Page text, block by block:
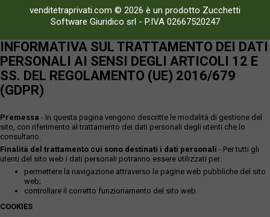
venditetraprivati.com © 2026 è un prodotto Zucchetti
Software Giuridico srl - P.IVA 02667520247
INFORMATIVA SUL TRATTAMENTO DEI DATI
PERSONALI AI SENSI DEGLI ARTICOLI 12 E
SS. DEL REGOLAMENTO (UE) 2016/679
(GDPR)
Premessa - In questa pagina vengono descritte le modalità di gestione del
sito, con riferimento al trattamento dei dati personali degli utenti che lo
consultano.
Finalità del trattamento cui sono destinati i dati personali - Per tutti gli
utenti del sito web i dati personali potranno essere utilizzati per:
permettere la navigazione attraverso le pagine web pubbliche del sito
web;
controllare il corretto funzionamento del sito web.
COOKIES